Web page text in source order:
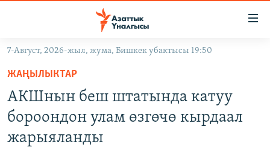
Навигацияга
өтүңүз
Издөөгө
салыңыз
ДҮЙНӨ
УКРАИНА
7-Август, 2026-жыл, жума, Бишкек убактысы 19:50
ЖАҢЫЛЫКТАР
АКШнын беш штатында катуу
бороондон улам өзгөчө кырдаал
жарыяланды